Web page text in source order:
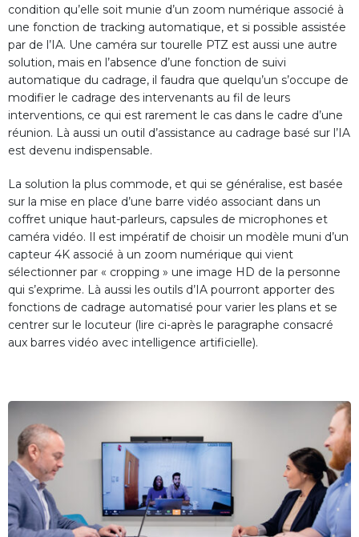
condition qu’elle soit munie d’un zoom numérique associé à
une fonction de tracking automatique, et si possible assistée
par de l’IA. Une caméra sur tourelle PTZ est aussi une autre
solution, mais en l’absence d’une fonction de suivi
automatique du cadrage, il faudra que quelqu’un s’occupe de
modifier le cadrage des intervenants au fil de leurs
interventions, ce qui est rarement le cas dans le cadre d’une
réunion. Là aussi un outil d’assistance au cadrage basé sur l’IA
est devenu indispensable.
La solution la plus commode, et qui se généralise, est basée
sur la mise en place d’une barre vidéo associant dans un
coffret unique haut-parleurs, capsules de microphones et
caméra vidéo. Il est impératif de choisir un modèle muni d’un
capteur 4K associé à un zoom numérique qui vient
sélectionner par « cropping » une image HD de la personne
qui s’exprime. Là aussi les outils d’IA pourront apporter des
fonctions de cadrage automatisé pour varier les plans et se
centrer sur le locuteur (lire ci-après le paragraphe consacré
aux barres vidéo avec intelligence artificielle).